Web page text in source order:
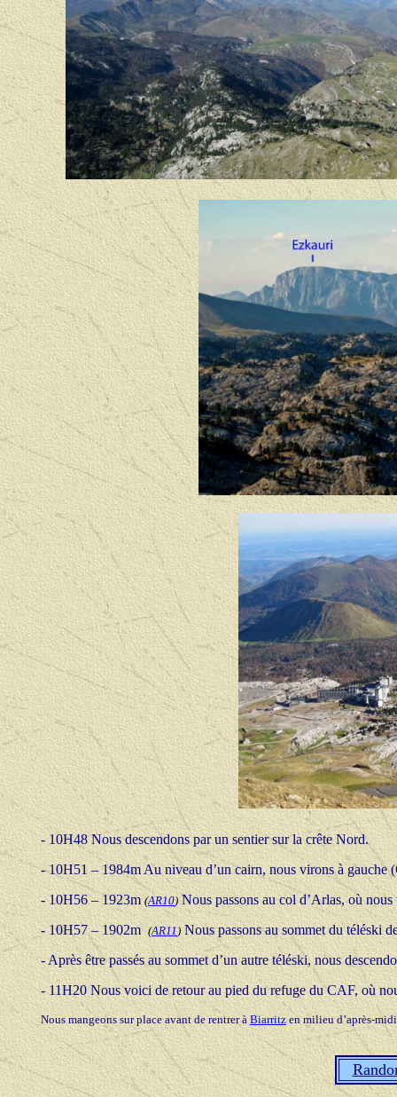
- 10H48 Nous descendons par un sentier sur la crête Nord.
- 10H51 – 1984m Au niveau d’un cairn, nous virons à gauche
- 10H56 – 1923m(AR10) Nous passons au col d’Arlas, où
- 10H57 – 1902m (AR11) Nous passons au sommet du téléski
- Après être passés au sommet d’un autre téléski, nous
- 11H20 Nous voici de retour au pied du refuge du CAF, où
Nous mangeons sur place avant de rentrer à Biarritzen milieu d’après-